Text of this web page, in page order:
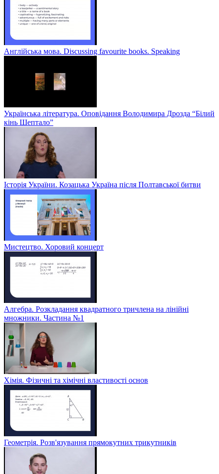
Англійська мова. Discussing favourite books. Speaking
Українська література. Оповідання Володимира Дрозда “Білий
кінь Шептало”
Історія України. Козацька Україна після Полтавської битви
Мистецтво. Хоровий концерт
Алгебра. Розкладання квадратного тричлена на лінійні
множники. Частина №1
Хімія. Фізичні та хімічні властивості основ
Геометрія. Розв'язування прямокутних трикутників